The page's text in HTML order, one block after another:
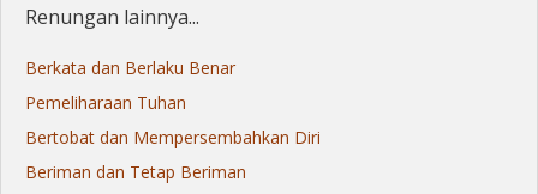
Renungan lainnya...
Berkata dan Berlaku Benar
Pemeliharaan Tuhan
Bertobat dan Mempersembahkan Diri
Beriman dan Tetap Beriman